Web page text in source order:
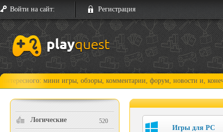
Войти на сайт: Регистрация
мини игры, обзоры, комментарии, форум, новости и, конечно,
Логические 520
Игры для PC